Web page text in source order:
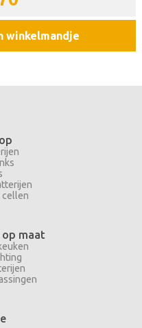
winkelmandje
cellen
maat